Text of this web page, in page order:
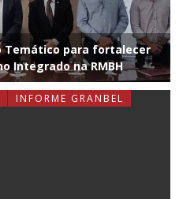
Temático para fortalecer
Integrado na RMBH
INFORME GRANBEL